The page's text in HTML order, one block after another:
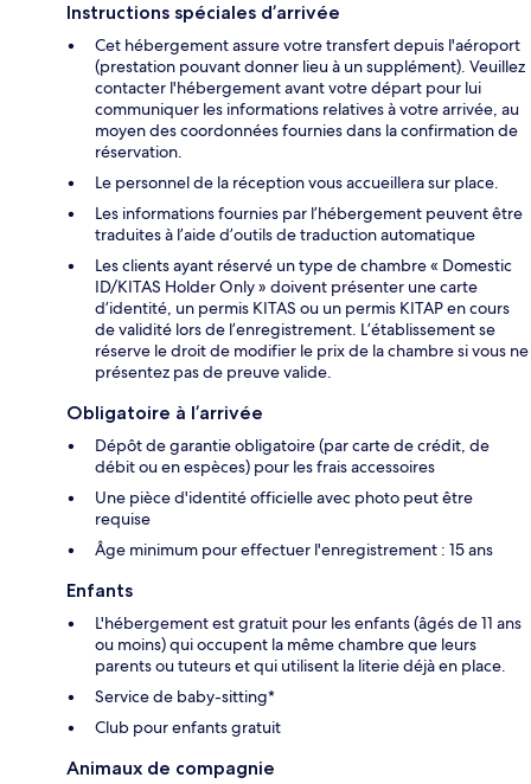
Instructions spéciales d’arrivée
Cet hébergement assure votre transfert depuis l'aéroport
(prestation pouvant donner lieu à un supplément). Veuillez
contacter l'hébergement avant votre départ pour lui
communiquer les informations relatives à votre arrivée, au
moyen des coordonnées fournies dans la confirmation de
réservation.
Le personnel de la réception vous accueillera sur place.
Les informations fournies par l’hébergement peuvent être
traduites à l’aide d’outils de traduction automatique
Les clients ayant réservé un type de chambre « Domestic
ID/KITAS Holder Only » doivent présenter une carte
d’identité, un permis KITAS ou un permis KITAP en cours
de validité lors de l’enregistrement. L’établissement se
réserve le droit de modifier le prix de la chambre si vous ne
présentez pas de preuve valide.
Obligatoire à l’arrivée
Dépôt de garantie obligatoire (par carte de crédit, de
débit ou en espèces) pour les frais accessoires
Une pièce d'identité officielle avec photo peut être
requise
Âge minimum pour effectuer l'enregistrement : 15 ans
Enfants
L'hébergement est gratuit pour les enfants (âgés de 11 ans
ou moins) qui occupent la même chambre que leurs
parents ou tuteurs et qui utilisent la literie déjà en place.
Service de baby-sitting*
Club pour enfants gratuit
Animaux de compagnie